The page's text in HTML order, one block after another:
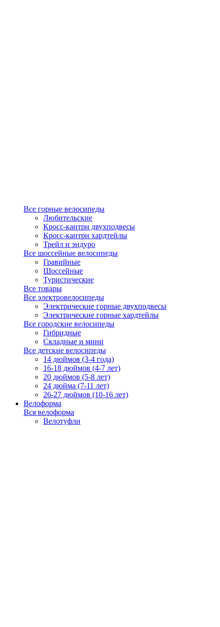
Все горные велосипеды
Любительские
Кросс-кантри двухподвесы
Кросс-кантри хардтейлы
Трейл и эндуро
Все шоссейные велосипеды
Гравийные
Шоссейные
Туристические
Все товары
Все электровелосипеды
Электрические горные двухподвесы
Электрические горные хардтейлы
Все городские велосипеды
Гибридные
Складные и мини
Все детские велосипеды
14 дюймов (3-4 года)
16-18 дюймов (4-7 лет)
20 дюймов (5-8 лет)
24 дюйма (7-11 лет)
26-27 дюймов (10-16 лет)
Велоформа
Вся велоформа
Велотуфли